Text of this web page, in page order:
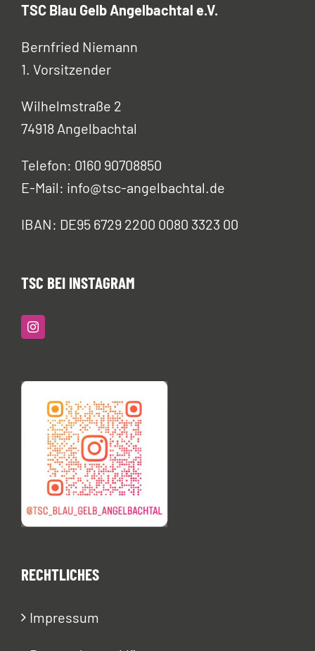
TSC Blau Gelb Angelbachtal e.V.
Bernfried Niemann
1. Vorsitzender
Wilhelmstraße 2
74918 Angelbachtal
Telefon: 0160 90708850
E-Mail: info@tsc-angelbachtal.de
IBAN: DE95 6729 2200 0080 3323 00
TSC BEI INSTAGRAM
RECHTLICHES
Impressum